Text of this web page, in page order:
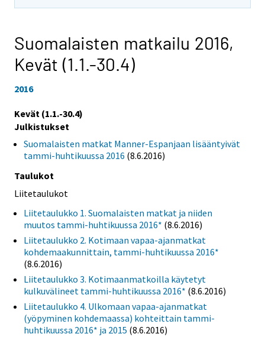
Suomalaisten matkailu 2016,
Kevät (1.1.-30.4)
2016
Kevät (1.1.-30.4)
Julkistukset
Suomalaisten matkat Manner-Espanjaan lisääntyivät
tammi-huhtikuussa 2016 (8.6.2016)
Taulukot
Liitetaulukot
Liitetaulukko 1. Suomalaisten matkat ja niiden
muutos tammi-huhtikuussa 2016* (8.6.2016)
Liitetaulukko 2. Kotimaan vapaa-ajanmatkat
kohdemaakunnittain, tammi-huhtikuussa 2016*
(8.6.2016)
Liitetaulukko 3. Kotimaanmatkoilla käytetyt
kulkuvälineet tammi-huhtikuussa 2016* (8.6.2016)
Liitetaulukko 4. Ulkomaan vapaa-ajanmatkat
(yöpyminen kohdemaassa) kohteittain tammi-
huhtikuussa 2016* ja 2015 (8.6.2016)